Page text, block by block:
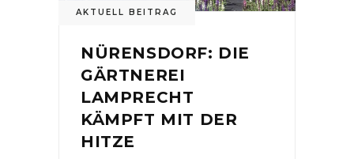
AKTUELL BEITRAG
NÜRENSDORF: DIE
GÄRTNEREI
LAMPRECHT
KÄMPFT MIT DER
HITZE